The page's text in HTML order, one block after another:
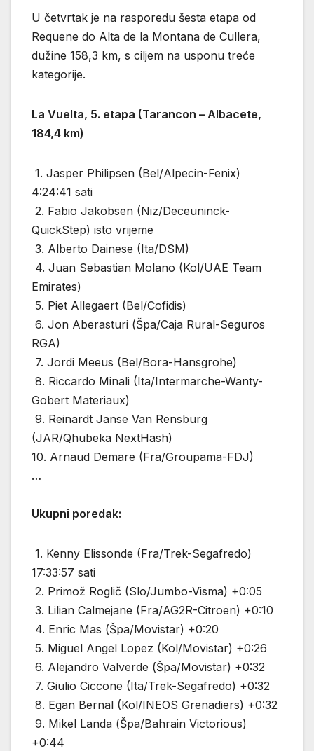
U četvrtak je na rasporedu šesta etapa od
Requene do Alta de la Montana de Cullera,
dužine 158,3 km, s ciljem na usponu treće
kategorije.
La Vuelta, 5. etapa (Tarancon – Albacete,
184,4 km)
1. Jasper Philipsen (Bel/Alpecin-Fenix)
4:24:41 sati
2. Fabio Jakobsen (Niz/Deceuninck-
QuickStep) isto vrijeme
3. Alberto Dainese (Ita/DSM)
4. Juan Sebastian Molano (Kol/UAE Team
Emirates)
5. Piet Allegaert (Bel/Cofidis)
6. Jon Aberasturi (Špa/Caja Rural-Seguros
RGA)
7. Jordi Meeus (Bel/Bora-Hansgrohe)
8. Riccardo Minali (Ita/Intermarche-Wanty-
Gobert Materiaux)
9. Reinardt Janse Van Rensburg
(JAR/Qhubeka NextHash)
10. Arnaud Demare (Fra/Groupama-FDJ)
…
Ukupni poredak:
1. Kenny Elissonde (Fra/Trek-Segafredo)
17:33:57 sati
2. Primož Roglič (Slo/Jumbo-Visma) +0:05
3. Lilian Calmejane (Fra/AG2R-Citroen) +0:10
4. Enric Mas (Špa/Movistar) +0:20
5. Miguel Angel Lopez (Kol/Movistar) +0:26
6. Alejandro Valverde (Špa/Movistar) +0:32
7. Giulio Ciccone (Ita/Trek-Segafredo) +0:32
8. Egan Bernal (Kol/INEOS Grenadiers) +0:32
9. Mikel Landa (Špa/Bahrain Victorious)
+0:44